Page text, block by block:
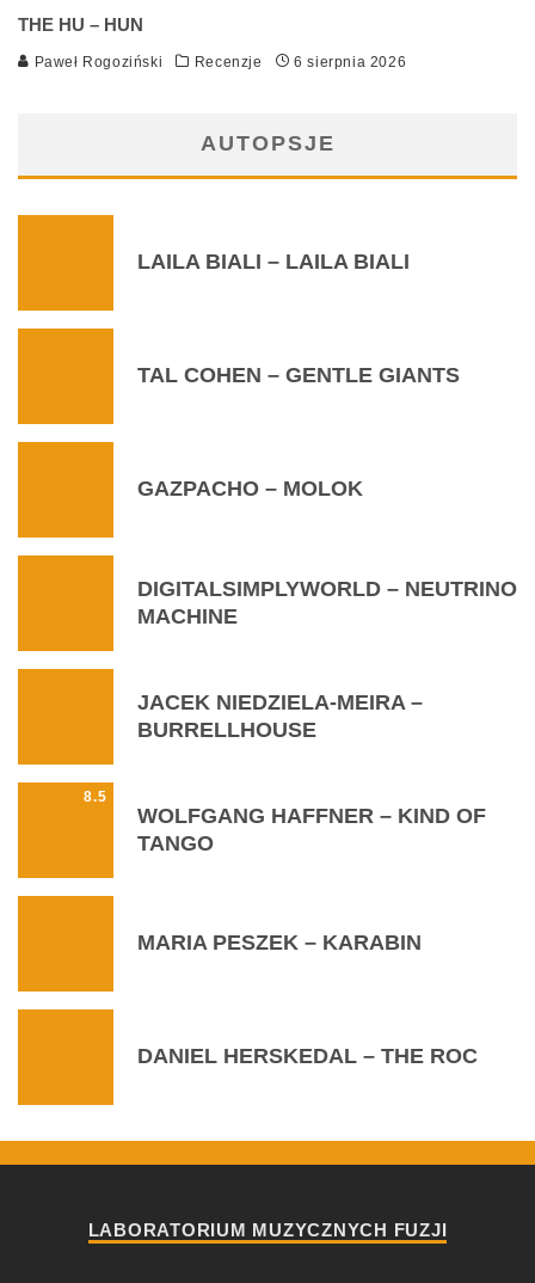
THE HU – HUN
Paweł Rogoziński Recenzje 6 sierpnia 2026
AUTOPSJE
LAILA BIALI – LAILA BIALI
TAL COHEN – GENTLE GIANTS
GAZPACHO – MOLOK
DIGITALSIMPLYWORLD – NEUTRINO
MACHINE
JACEK NIEDZIELA-MEIRA –
BURRELLHOUSE
8.5
WOLFGANG HAFFNER – KIND OF
TANGO
MARIA PESZEK – KARABIN
DANIEL HERSKEDAL – THE ROC
LABORATORIUM MUZYCZNYCH FUZJI